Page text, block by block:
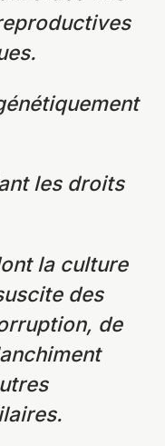
les droits
la culture
des
de